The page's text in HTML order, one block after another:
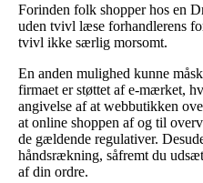
Forinden folk shopper hos en
uden tvivl læse forhandlerens
tvivl ikke særlig morsomt.
En anden mulighed kunne
firmaet er støttet af e-mærket,
angivelse af at webbutikken
at online shoppen af og til
de gældende regulativer.
håndsrækning, såfremt du
af din ordre.